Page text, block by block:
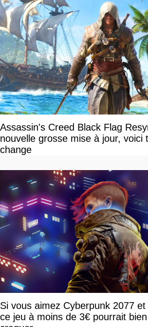
Assassin's Creed Black Flag
nouvelle grosse mise à jour, voici
change
Si vous aimez Cyberpunk 2077
ce jeu à moins de 3€ pourrait